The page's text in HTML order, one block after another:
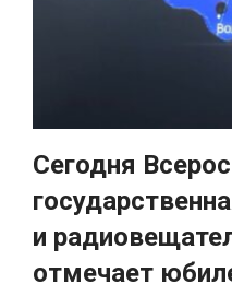
Сегодня
и
отмечает